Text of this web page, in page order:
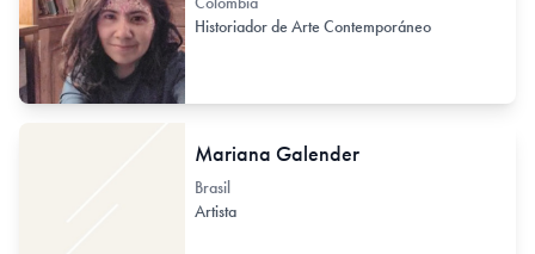
Historiador de Arte Contemporáneo
Mariana Galender
Brasil
Artista